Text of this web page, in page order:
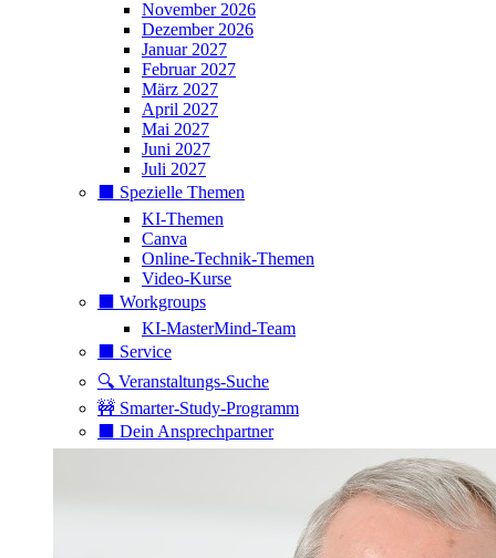
November 2026
Dezember 2026
Januar 2027
Februar 2027
März 2027
April 2027
Mai 2027
Juni 2027
Juli 2027
⬛️ Spezielle Themen
KI-Themen
Canva
Online-Technik-Themen
Video-Kurse
⬛️ Workgroups
KI-MasterMind-Team
⬛️ Service
🔍 Veranstaltungs-Suche
🚧 Smarter-Study-Programm
⬛️ Dein Ansprechpartner